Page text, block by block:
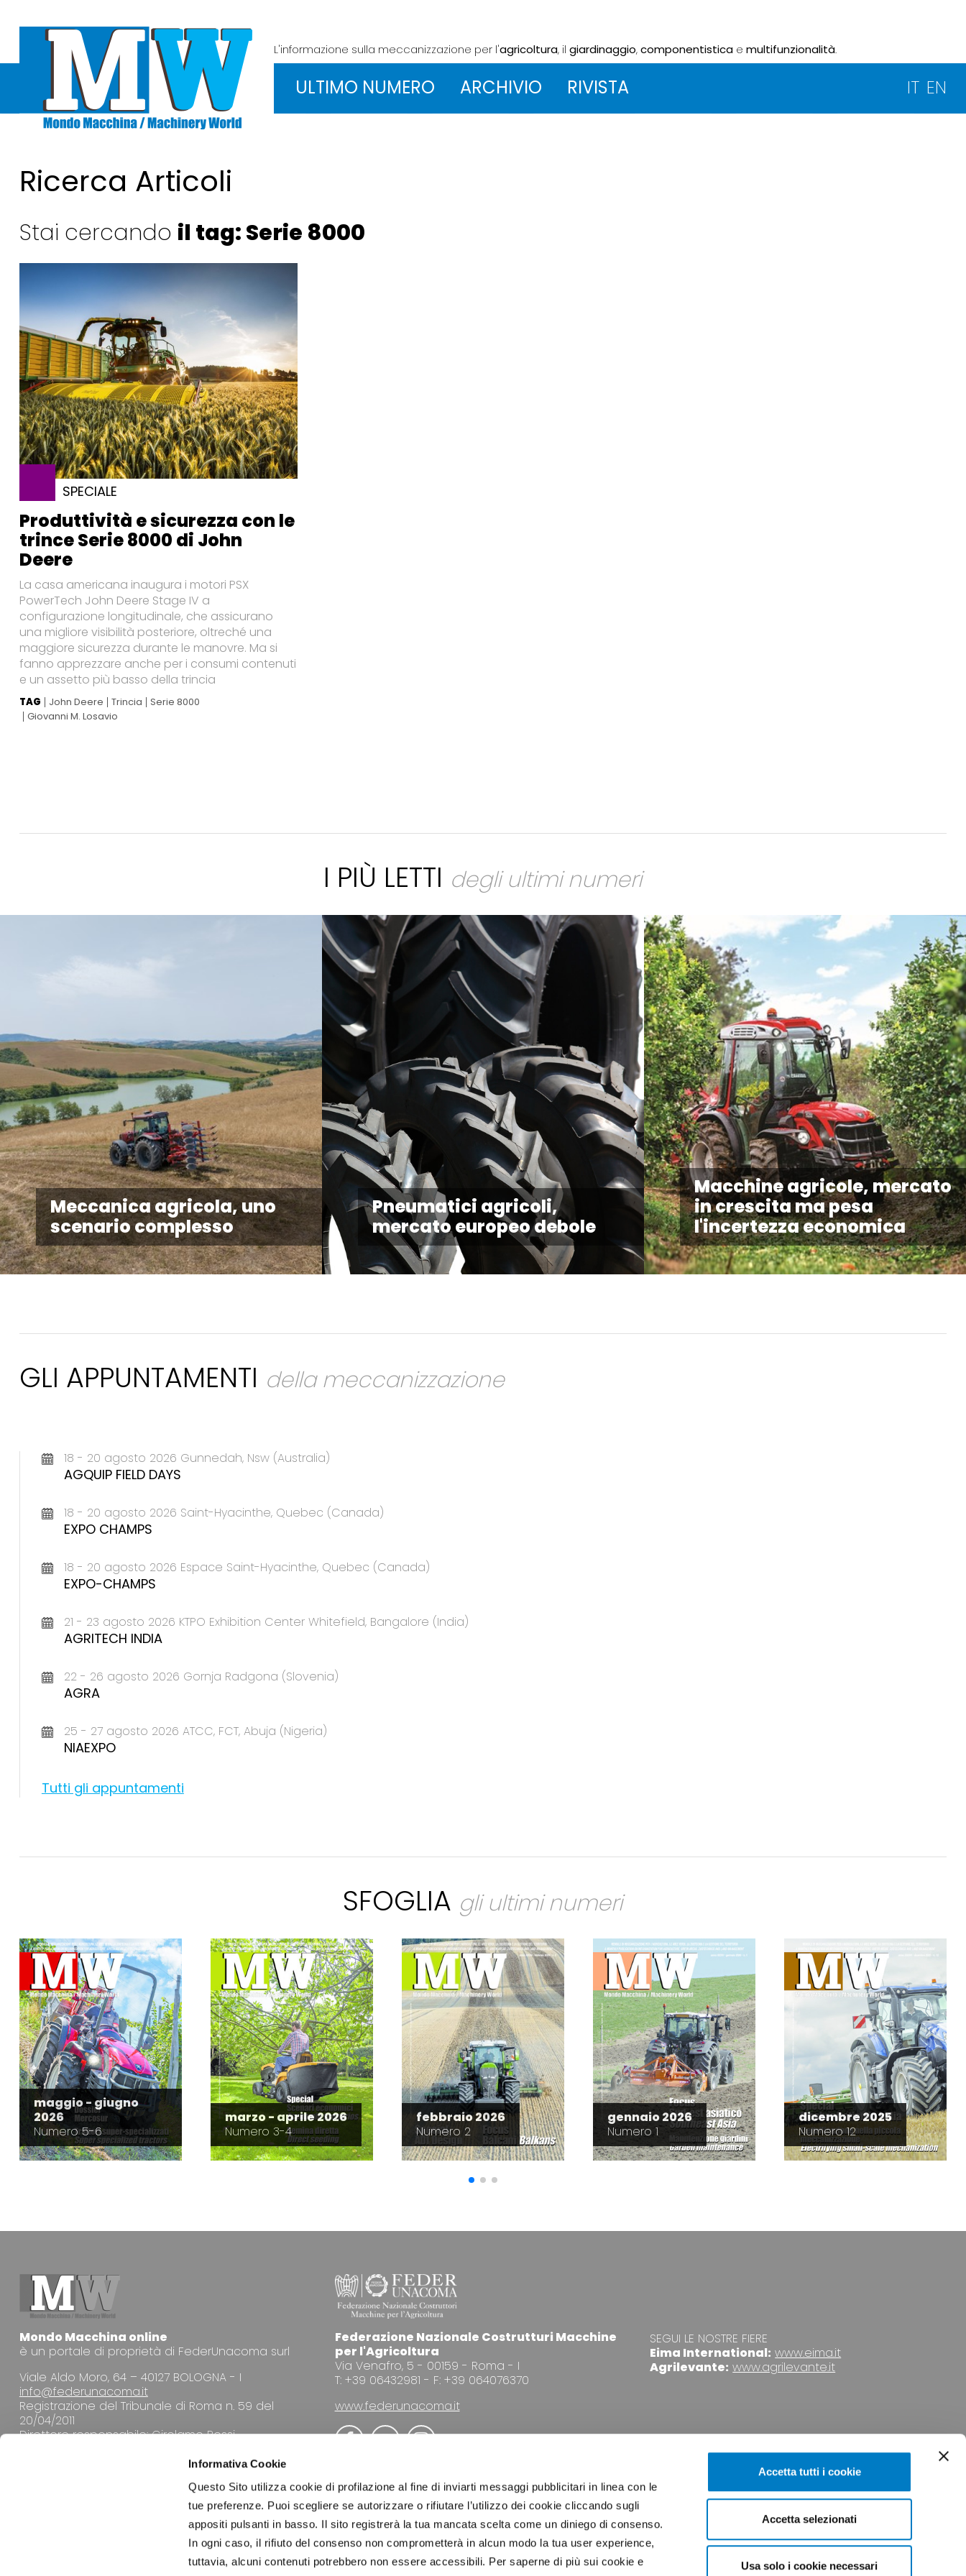
Informativa Cookie
Questo Sito utilizza cookie di profilazione al fine di inviarti messaggi pubblicitari in linea con le
tue preferenze. Puoi scegliere se autorizzare o rifiutare l’utilizzo dei cookie cliccando sugli
appositi pulsanti in basso. Il sito registrerà la tua mancata scelta come un diniego di consenso.
In ogni caso, il rifiuto del consenso non comprometterà in alcun modo la tua user experience,
tuttavia, alcuni contenuti potrebbero non essere accessibili. Per saperne di più sui cookie e
Accetta tutti i cookie
Accetta selezionati
Usa solo i cookie necessari
L'informazione sulla meccanizzazione per l'agricoltura, il giardinaggio,componentisticae multifunzionalità.
ULTIMO NUMERO ARCHIVIO RIVISTA IT EN
Ricerca Articoli
Stai cercando il tag: Serie 8000
SPECIALE
Produttività e sicurezza con le
trince Serie 8000 di John
Deere
La casa americana inaugura i motori PSX
PowerTech John Deere Stage IV a
configurazione longitudinale, che assicurano
una migliore visibilità posteriore, oltreché una
maggiore sicurezza durante le manovre. Ma si
fanno apprezzare anche per i consumi contenuti
e un assetto più basso della trincia
TAG John Deere Trincia
Serie 8000
Giovanni M. Losavio
I PIÙ LETTI degli ultimi numeri
Meccanica agricola, uno
scenario complesso
Pneumatici agricoli,
mercato europeo debole
Macchine agricole, mercato
in crescita ma pesa
l'incertezza economica
GLI APPUNTAMENTI della meccanizzazione
18 - 20 agosto 2026 Gunnedah, Nsw (Australia)
AGQUIP FIELD DAYS
18 - 20 agosto 2026 Saint-Hyacinthe, Quebec (Canada)
EXPO CHAMPS
18 - 20 agosto 2026 Espace Saint-Hyacinthe, Quebec (Canada)
EXPO-CHAMPS
21 - 23 agosto 2026 KTPO Exhibition Center Whitefield, Bangalore (India)
AGRITECH INDIA
22 - 26 agosto 2026 Gornja Radgona (Slovenia)
AGRA
25 - 27 agosto 2026 ATCC, FCT, Abuja (Nigeria)
NIAEXPO
Tutti gli appuntamenti
SFOGLIA gli ultimi numeri
maggio - giugno
2026
Numero 5-6
marzo - aprile 2026
Numero 3-4
febbraio 2026
Numero 2
gennaio 2026
Numero 1
dicembre 2025
Numero 12
Mondo Macchina online
è un portale di proprietà di FederUnacoma surl
Viale Aldo Moro, 64 – 40127 BOLOGNA - I
info@federunacoma.it
Registrazione del Tribunale di Roma n. 59 del
20/04/2011
Direttore responsabile: Girolamo Rossi
Federazione Nazionale Costrutturi Macchine
per l'Agricoltura
Via Venafro, 5 - 00159 - Roma - I
T: +39 06432981 - F: +39 064076370
www.federunacoma.it
SEGUI LE NOSTRE FIERE
Eima International: www.eima.it
Agrilevante: www.agrilevante.it
LA REDAZIONE PUBBLICITÀ NEWSLETTER COOKIE POLICY PRIVACY